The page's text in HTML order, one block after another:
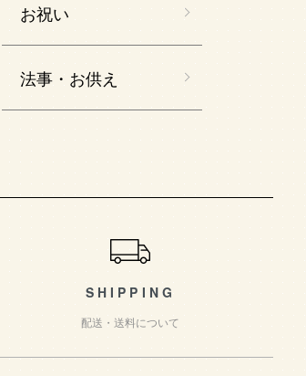
お祝い
法事・お供え
SHIPPING
配送・送料について